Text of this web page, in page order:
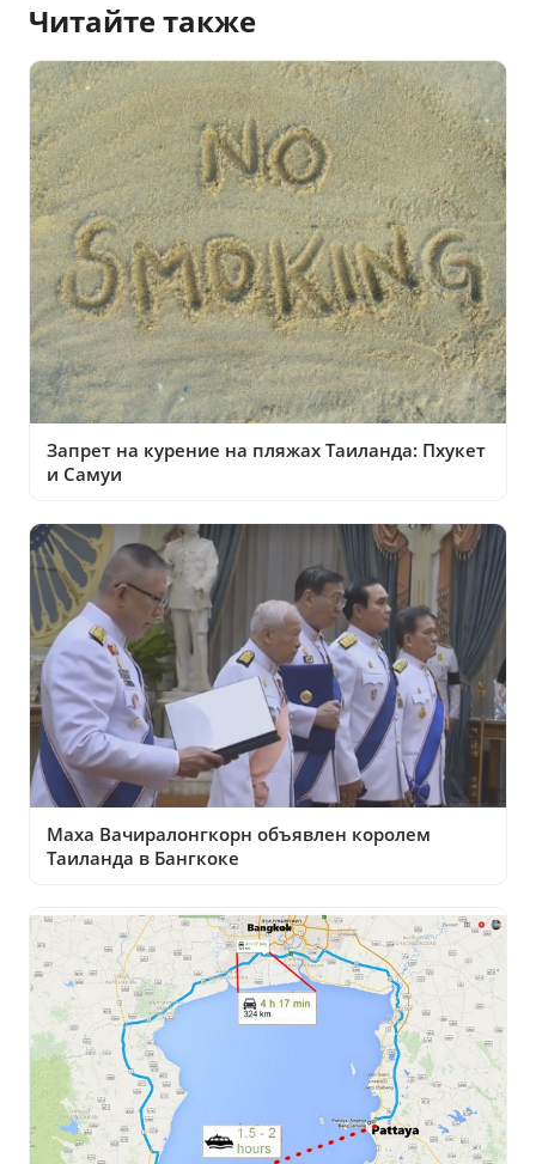
Читайте также
Запрет на курение на пляжах Таиланда: Пхукет
и Самуи
Маха Вачиралонгкорн объявлен королем
Таиланда в Бангкоке